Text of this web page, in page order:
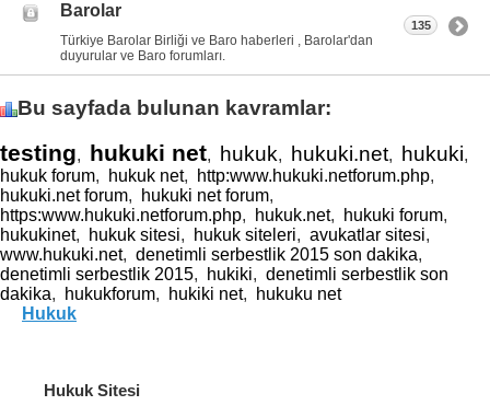
Barolar
Türkiye Barolar Birliği ve Baro haberleri , Barolar'dan
duyurular ve Baro forumları.
135
Bu sayfada bulunan kavramlar:
testing, hukuki net, hukuk, hukuki.net, hukuki,
hukuk forum, hukuk net, http:www.hukuki.netforum.php,
hukuki.net forum, hukuki net forum,
https:www.hukuki.netforum.php, hukuk.net, hukuki forum,
hukukinet, hukuk sitesi, hukuk siteleri, avukatlar sitesi,
www.hukuki.net, denetimli serbestlik 2015 son dakika,
denetimli serbestlik 2015, hukiki, denetimli serbestlik son
dakika, hukukforum, hukiki net,
hukuku net
Hukuk
Hukuk Sitesi